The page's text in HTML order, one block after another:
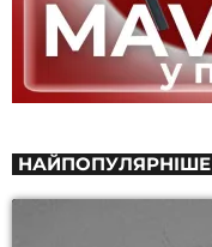
НАЙПОПУЛЯРНІШЕ